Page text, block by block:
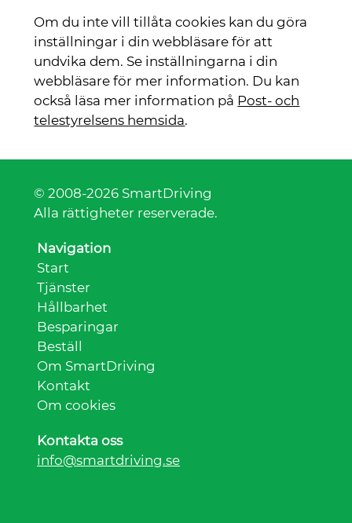
Om du inte vill tillåta cookies kan du göra
inställningar i din webbläsare för att
undvika dem. Se inställningarna i din
webbläsare för mer information. Du kan
också läsa mer information på Post- och
telestyrelsens hemsida.
© 2008-2026 SmartDriving
Alla rättigheter reserverade.
Navigation
Start
Tjänster
Hållbarhet
Besparingar
Beställ
Om SmartDriving
Kontakt
Om cookies
Kontakta oss
info@smartdriving.se